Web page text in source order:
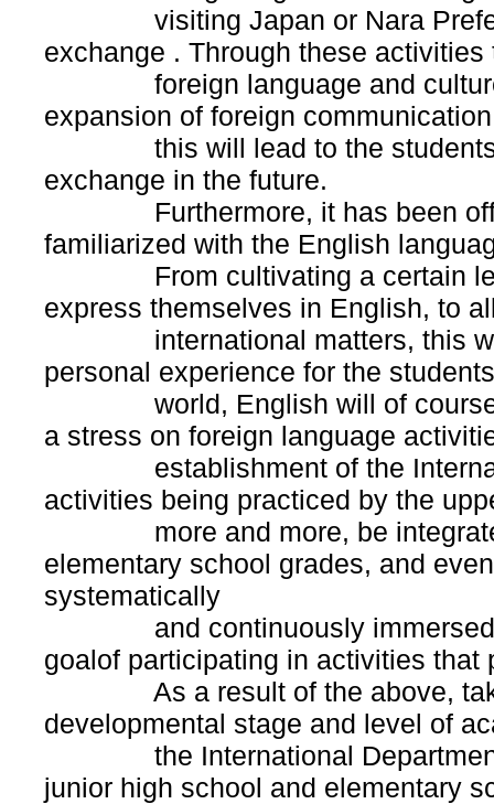
visiting Japan or Nara
exchange . Through these
foreign language and culture
expansion of foreign
this will lead to the students
exchange in the future.
Furthermore, it has been
familiarized with the English
From cultivating a certain
express themselves in English, to
international matters, this way
personal experience for the
world, English will of course
a stress on foreign language
establishment of the
activities being practiced by the
more and more, be integrated
elementary school grades, and
systematically
and continuously immersed in
goalof participating in activities that
As a result of the above,
developmental stage and level of
the International Department
junior high school and elementary